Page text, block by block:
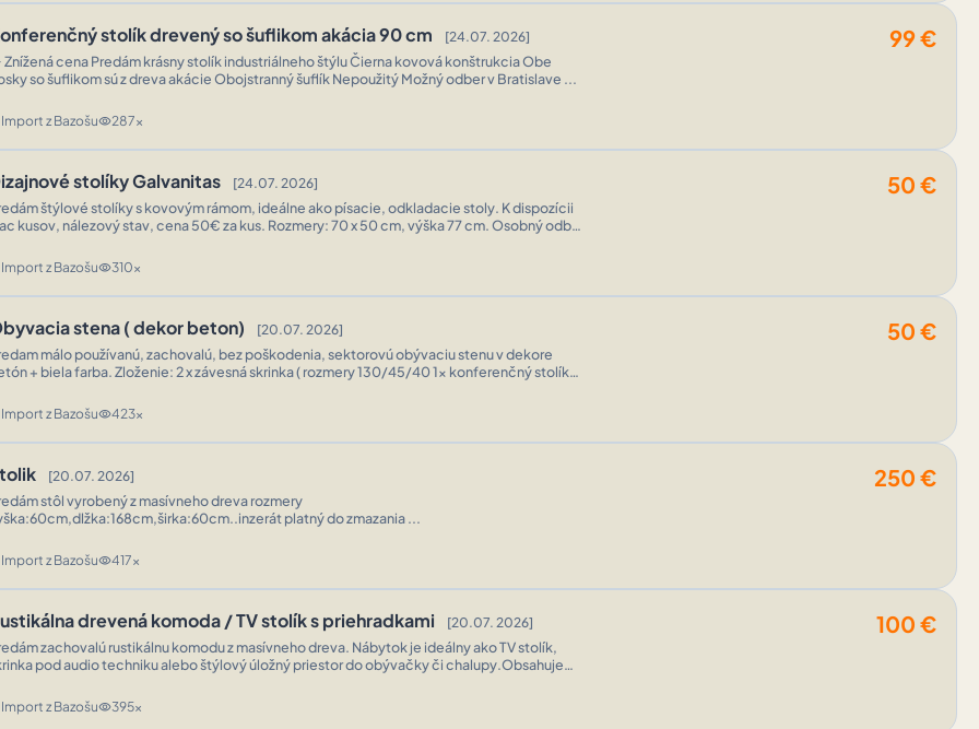
stolík drevený so šuflikom akácia 90 cm [24.07. 2026] 99€
Predám krásny stolík industriálneho štýlu Čierna kovová konštrukcia Obe
so šuflikom sú z dreva akácie Obojstranný šuflík Nepoužitý Možný odber v Bratislave ...
Import z Bazošuvisibility287x
stolíky Galvanitas [24.07. 2026] 50 €
štýlové stolíky s kovovým rámom, ideálne ako písacie, odkladacie stoly. K dispozícii
kusov, nálezový stav, cena 50€ za kus. Rozmery: 70 x 50 cm, výška 77 cm. Osobný odber.
Import z Bazošuvisibility310x
stena ( dekor beton) [20.07. 2026] 50 €
málo používanú, zachovalú, bez poškodenia, sektorovú obývaciu stenu v dekore
+ biela farba. Zloženie: 2 x závesná skrinka ( rozmery 130/45/40 1x konferenčný stolík
Import z Bazošuvisibility423x
[20.07. 2026] 250 €
stôl vyrobený z masívneho dreva rozmery
platný do zmazania ...
Import z Bazošuvisibility417x
drevená komoda / TV stolík s priehradkami [20.07. 2026] 100 €
zachovalú rustikálnu komodu z masívneho dreva. Nábytok je ideálny ako TV stolík,
pod audio techniku alebo štýlový úložný priestor do obývačky či chalupy.Obsahuje
Import z Bazošuvisibility395x